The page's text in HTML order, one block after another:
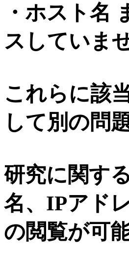
・ホスト名
スしていま
これらに該
して別の問
研究に関す
名、IPアド
の閲覧が可